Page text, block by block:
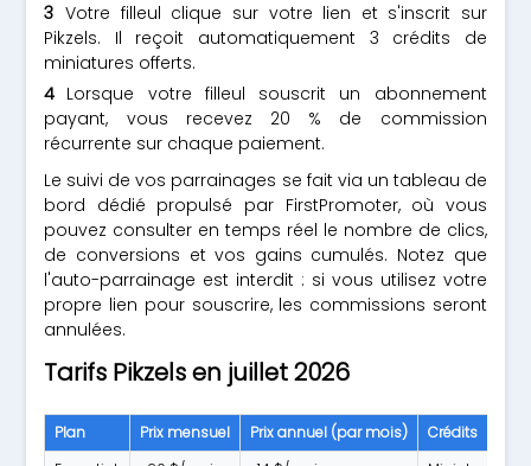
Votre filleul clique sur votre lien et s'inscrit sur
Pikzels. Il reçoit automatiquement 3 crédits de
miniatures offerts.
Lorsque votre filleul souscrit un abonnement
payant, vous recevez 20 % de commission
récurrente sur chaque paiement.
Le suivi de vos parrainages se fait via un tableau de
bord dédié propulsé par FirstPromoter, où vous
pouvez consulter en temps réel le nombre de clics,
de conversions et vos gains cumulés. Notez que
l'auto-parrainage est interdit : si vous utilisez votre
propre lien pour souscrire, les commissions seront
annulées.
Tarifs Pikzels en juillet 2026
Plan Prix mensuel Prix annuel (par mois)
Crédits